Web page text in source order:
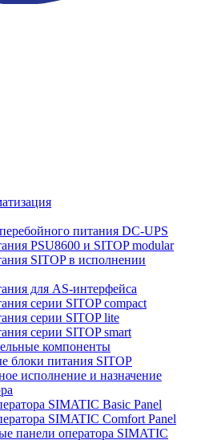
питания DC-UPS
PSU8600 и SITOP modular
SITOP в исполнении
для AS-интерфейса
серии SITOP compact
серии SITOP lite
серии SITOP smart
компоненты
блоки питания SITOP
исполнение и назначение
SIMATIC Basic Panel
SIMATIC Comfort Panel
панели оператора SIMATIC